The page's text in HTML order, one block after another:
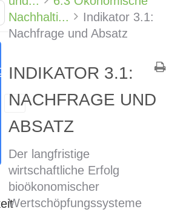
Nachhalti...
Indikator 3.1:
Nachfrage und Absatz
INDIKATOR 3.1:
NACHFRAGE UND
ABSATZ
Der langfristige
wirtschaftliche Erfolg
bioökonomischer
Wertschöpfungssysteme